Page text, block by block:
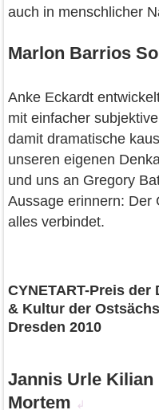
auch in menschlicher
Marlon Barrios
Anke Eckardt
mit einfacher
damit dramatische
unseren eigenen
und uns an Gregory
Aussage erinnern: Der
alles verbindet.
CYNETART-Preis
& Kultur der
Dresden 2010
Jannis Urle Kilian
Mortem
↲